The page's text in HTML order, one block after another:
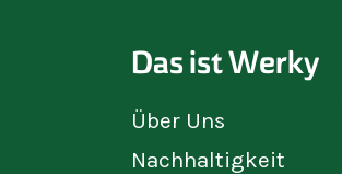
Das ist Werky
Über Uns
Nachhaltigkeit